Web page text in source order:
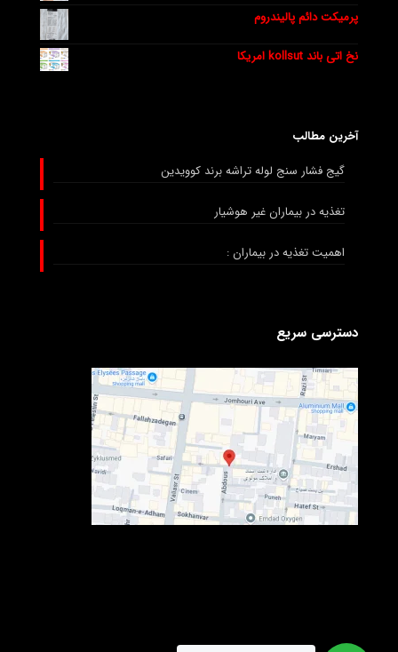
پرمیکت دائم پالیندروم
نخ اتی باند kollsut امریکا
آخرین مطالب
گیج فشار سنج لوله تراشه برند کوویدین
تغذیه در بیماران غیر هوشیار
اهمیت تغذیه در بیماران :
دسترسی سریع